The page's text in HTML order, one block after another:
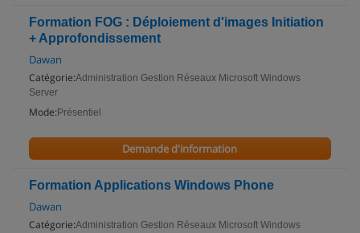
Formation FOG : Déploiement d'images Initiation
+ Approfondissement
Dawan
Catégorie:Administration Gestion Réseaux Microsoft Windows
Server
Mode: Présentiel
Demande d'information
Formation Applications Windows Phone
Dawan
Catégorie:Administration Gestion Réseaux Microsoft Windows